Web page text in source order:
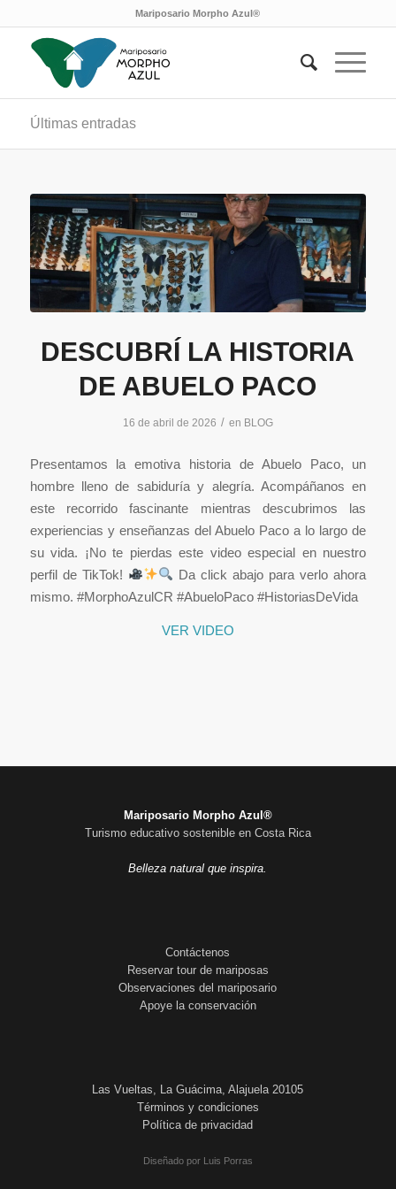
Mariposario Morpho Azul®
Últimas entradas
DESCUBRÍ LA HISTORIA
DE ABUELO PACO
16 de abril de 2026 / en BLOG
Presentamos la emotiva historia de Abuelo Paco, un
hombre lleno de sabiduría y alegría. Acompáñanos en
este recorrido fascinante mientras descubrimos las
experiencias y enseñanzas del Abuelo Paco a lo largo de
su vida. ¡No te pierdas este video especial en nuestro
perfil de TikTok!
Da click abajo para verlo ahora
mismo. #MorphoAzulCR #AbueloPaco #HistoriasDeVida
VER VIDEO
Mariposario Morpho Azul®
Turismo educativo sostenible en Costa Rica
Belleza natural que inspira.
Contáctenos
Reservar tour de mariposas
Observaciones del mariposario
Apoye la conservación
Las Vueltas, La Guácima, Alajuela 20105
Términos y condiciones
Política de privacidad
Diseñado por Luis Porras